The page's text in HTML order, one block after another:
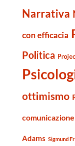
Narrativa
con efficacia
Politica
ottimismo
comunicazione
Adams Sigmund